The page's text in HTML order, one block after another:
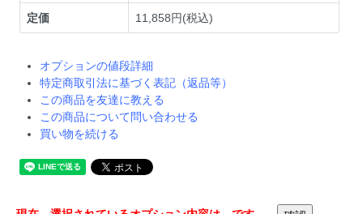
定価 11,858円(税込)
オプションの値段詳細
特定商取引法に基づく表記（返品等）
この商品を友達に教える
この商品について問い合わせる
買い物を続ける